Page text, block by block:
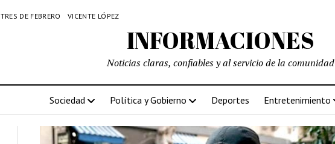
TRES DE FEBRERO VICENTE LÓPEZ
INFORMACIONES
Noticias claras, confiables y al servicio de la comunidad
Sociedad Política y Gobierno Deportes Entretenimiento